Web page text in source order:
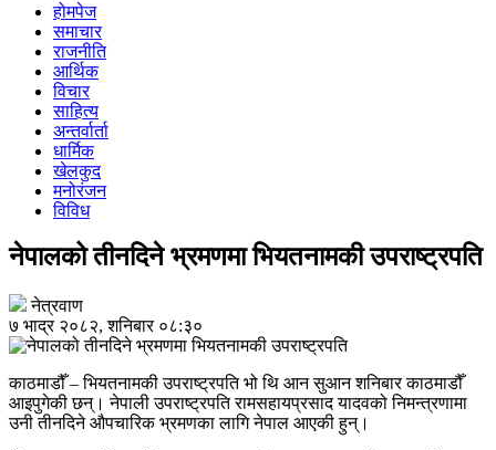
होमपेज
समाचार
राजनीति
आर्थिक
विचार
साहित्य
अन्तर्वार्ता
धार्मिक
खेलकुद
मनोरंजन
विविध
नेपालको तीनदिने भ्रमणमा भियतनामकी उपराष्ट्रपति
नेत्रवाण
७ भाद्र २०८२, शनिबार ०८:३०
काठमाडौँ – भियतनामकी उपराष्ट्रपति भो थि आन सुआन शनिबार काठमाडौँ
आइपुगेकी छन्। नेपाली उपराष्ट्रपति रामसहायप्रसाद यादवको निमन्त्रणामा
उनी तीनदिने औपचारिक भ्रमणका लागि नेपाल आएकी हुन्।